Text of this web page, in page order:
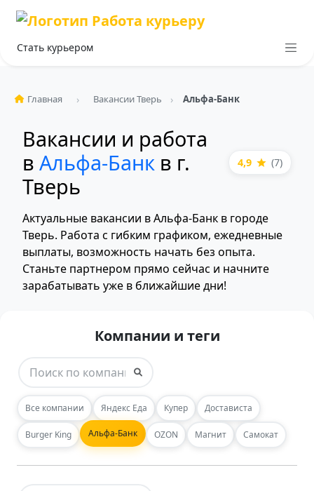
Стать курьером
Главная Вакансии Тверь Альфа-Банк
Вакансии и работа
в Альфа-Банк в г.
Тверь
4,9 (7)
Актуальные вакансии в Альфа-Банк в городе
Тверь. Работа с гибким графиком, ежедневные
выплаты, возможность начать без опыта.
Станьте партнером прямо сейчас и начните
зарабатывать уже в ближайшие дни!
Компании и теги
Все компании Яндекс Еда Купер Достависта
Burger King Альфа-Банк OZON Магнит Самокат